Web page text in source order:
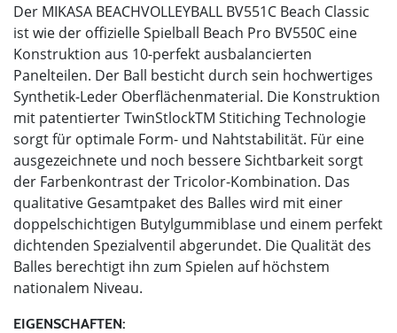
Der MIKASA BEACHVOLLEYBALL BV551C Beach Classic
ist wie der offizielle Spielball Beach Pro BV550C eine
Konstruktion aus 10-perfekt ausbalancierten
Panelteilen. Der Ball besticht durch sein hochwertiges
Synthetik-Leder Oberflächenmaterial. Die Konstruktion
mit patentierter TwinStlockTM Stitiching Technologie
sorgt für optimale Form- und Nahtstabilität. Für eine
ausgezeichnete und noch bessere Sichtbarkeit sorgt
der Farbenkontrast der Tricolor-Kombination. Das
qualitative Gesamtpaket des Balles wird mit einer
doppelschichtigen Butylgummiblase und einem perfekt
dichtenden Spezialventil abgerundet. Die Qualität des
Balles berechtigt ihn zum Spielen auf höchstem
nationalem Niveau.
EIGENSCHAFTEN: